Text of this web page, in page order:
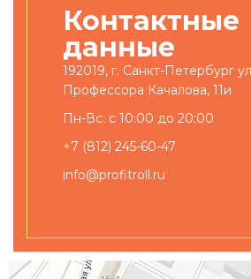
Контактные
данные
192019, г. Санкт-Петербург
Профессора Качалова, 11и
Пн-Вс: с 10:00 до 20:00
+7 (812) 245-60-47
info@profitroll.ru